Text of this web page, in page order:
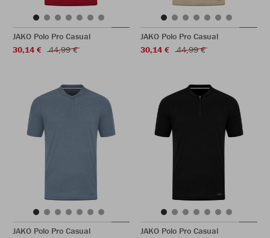
JAKO Polo Pro Casual
30,14 €
44,99 €
JAKO Polo Pro Casual
30,14 €
44,99 €
JAKO Polo Pro Casual
JAKO Polo Pro Casual